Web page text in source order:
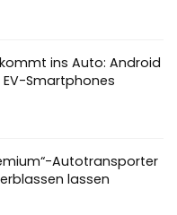
ins Auto: Android
Smartphones
Autotransporter
lassen